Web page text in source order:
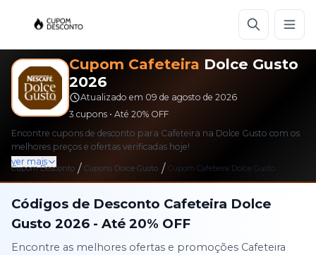
Cupom Cafeteira Dolce Gusto
2026
Atualizado em 09 de agosto de 2026
3 cupons • Até 20%OFF
Encontre cupons de desconto para Cafeteira na Dolce Gusto com os
melhores preços e ofertas verificadas hoje!
ver mais
Cupom Desconto / Cupons Dolce Gusto / Cupom Cafeteira Dolce Gusto
Códigos de Desconto Cafeteira Dolce
Gusto 2026 - Até20% OFF
Encontre as melhores ofertas e promoções Cafeteira